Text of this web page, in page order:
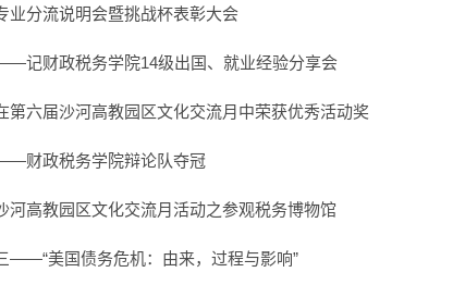
业分流说明会暨挑战杯表彰大会
记财政税务学院14级出国、就业经验分享会
第六届沙河高教园区文化交流月中荣获优秀活动奖
财政税务学院辩论队夺冠
高教园区文化交流月活动之参观税务博物馆
——“美国债务危机：由来，过程与影响”